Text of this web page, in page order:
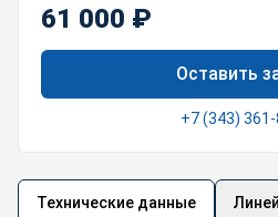
61 000 ₽
Оставить
+7 (343)
Технические данные